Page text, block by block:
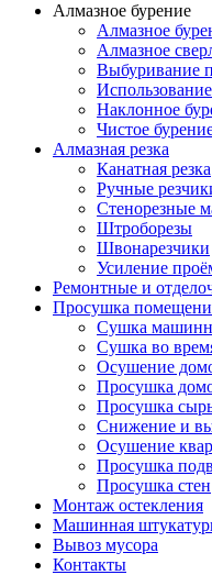
Алмазное бурение
Алмазное
Алмазное
Выбуривание
Наклонное
Чистое
Алмазная резка
Канатная резка
Ручные
Стенорезные
Штроборезы
Швонарезчики
Усиление
Ремонтные и
Просушка
Сушка
Сушка во
Осушение
Просушка
Просушка
Снижение и
Осушение
Просушка
Просушка стен
Монтаж остекления
Машинная
Вывоз мусора
Контакты